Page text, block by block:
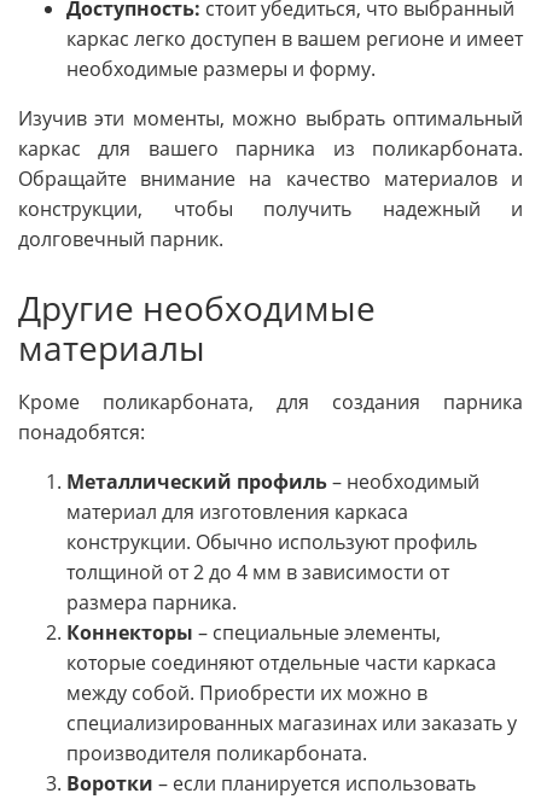
Доступность: стоит убедиться, что выбранный
каркас легко доступен в вашем регионе и имеет
необходимые размеры и форму.
Изучив эти моменты, можно выбрать оптимальный
каркас для вашего парника из поликарбоната.
Обращайте внимание на качество материалов и
конструкции, чтобы получить надежный и
долговечный парник.
Другие необходимые
материалы
Кроме поликарбоната, для создания парника
понадобятся:
Металлический профиль– необходимый
материал для изготовления каркаса
конструкции. Обычно используют профиль
толщиной от 2 до 4 мм в зависимости от
размера парника.
Коннекторы – специальные элементы,
которые соединяют отдельные части каркаса
между собой. Приобрести их можно в
специализированных магазинах или заказать у
производителя поликарбоната.
Воротки – если планируется использовать